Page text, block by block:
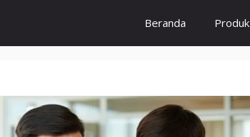
Beranda Produk